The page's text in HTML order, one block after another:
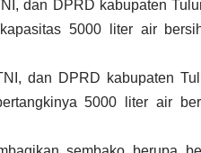
dan DPRD kabupaten
5000 liter air
dan DPRD kabupaten
5000 liter air bersih kepada
sembako berupa